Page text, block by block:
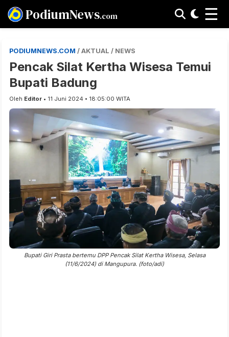
PodiumNews.com ☰
PODIUMNEWS.COM / AKTUAL / NEWS
Pencak Silat Kertha Wisesa Temui
Bupati Badung
Oleh Editor • 11 Juni 2024 • 18:05:00 WITA
Bupati Giri Prasta bertemu DPP Pencak Silat Kertha Wisesa, Selasa
(11/6/2024) di Mangupura. (foto/adi)